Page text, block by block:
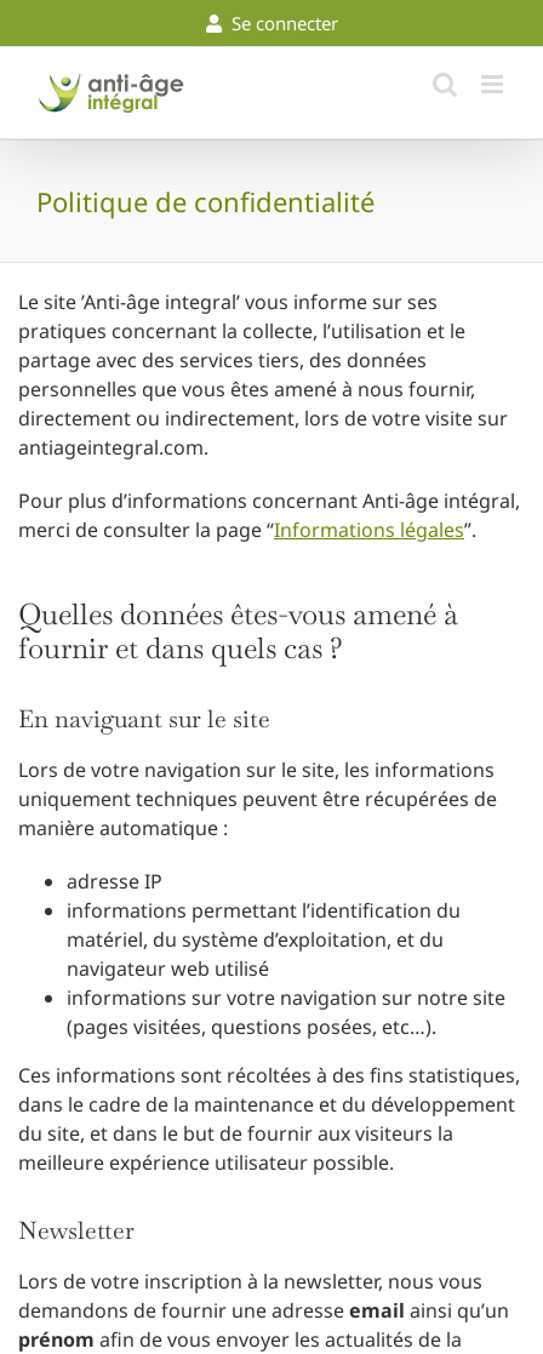
to
content
Se connecter
Politique de confidentialité
Le site ’Anti-âge integral’ vous informe sur ses
pratiques concernant la collecte, l’utilisation et le
partage avec des services tiers, des données
personnelles que vous êtes amené à nous fournir,
directement ou indirectement, lors de votre visite sur
antiageintegral.com.
Pour plus d’informations concernant Anti-âge intégral,
merci de consulter la page “Informations légales”.
Quelles données êtes-vous amené à
fournir et dans quels cas ?
En naviguant sur le site
Lors de votre navigation sur le site, les informations
uniquement techniques peuvent être récupérées de
manière automatique :
adresse IP
informations permettant l’identification du
matériel, du système d’exploitation, et du
navigateur web utilisé
informations sur votre navigation sur notre site
(pages visitées, questions posées, etc…).
Ces informations sont récoltées à des fins statistiques,
dans le cadre de la maintenance et du développement
du site, et dans le but de fournir aux visiteurs la
meilleure expérience utilisateur possible.
Newsletter
Lors de votre inscription à la newsletter, nous vous
demandons de fournir une adresseemail ainsi qu’un
prénom afin de vous envoyer les actualités de la